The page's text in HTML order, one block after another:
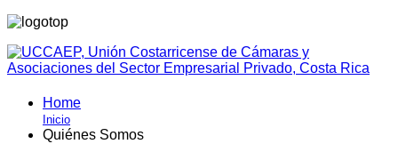
Home
Inicio
Quiénes Somos